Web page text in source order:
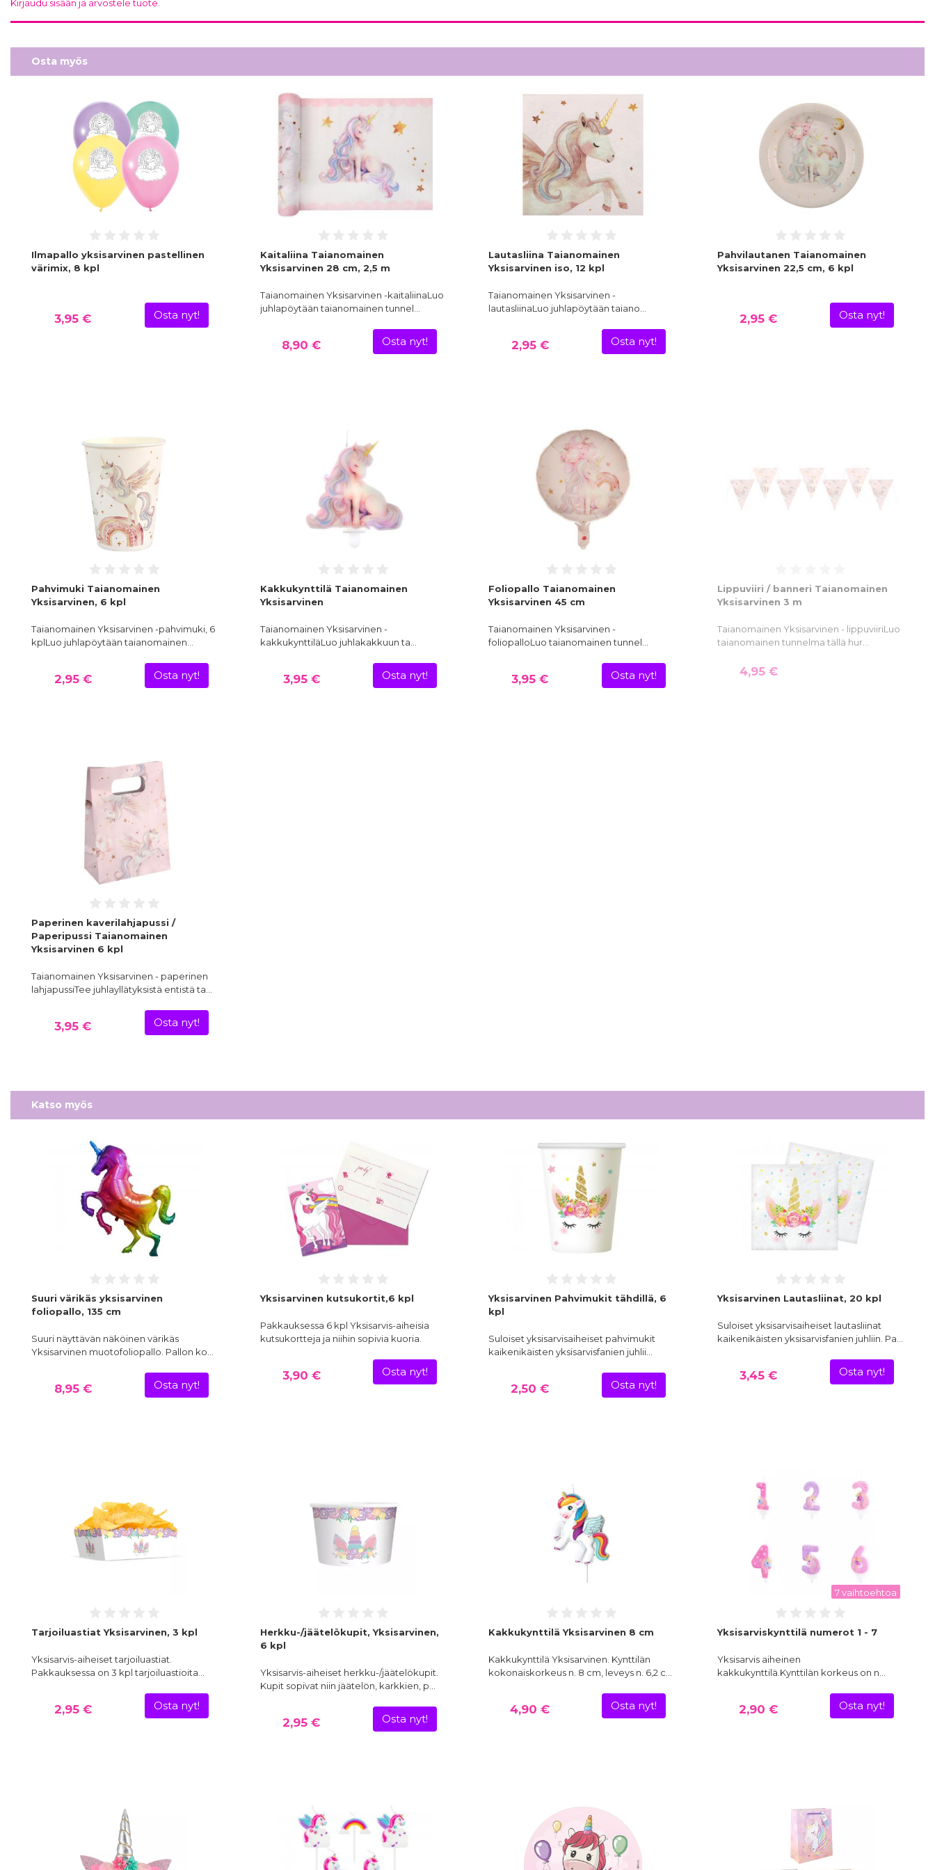
Kirjaudu sisään ja arvostele tuote.
Osta myös
Ilmapallo yksisarvinen pastellinen
värimix, 8 kpl
3,95 € Osta nyt!
Kaitaliina Taianomainen
Yksisarvinen 28 cm, 2,5 m
Taianomainen Yksisarvinen -kaitaliinaLuo
juhlapöytään taianomainen tunnel…
8,90 € Osta nyt!
Lautasliina Taianomainen
Yksisarvinen iso, 12 kpl
Taianomainen Yksisarvinen -
lautasliinaLuo juhlapöytään taiano…
2,95 € Osta nyt!
Pahvilautanen Taianomainen
Yksisarvinen 22,5 cm, 6 kpl
2,95 € Osta nyt!
Pahvimuki Taianomainen
Yksisarvinen, 6 kpl
Taianomainen Yksisarvinen -pahvimuki, 6
kplLuo juhlapöytään taianomainen…
2,95 € Osta nyt!
Kakkukynttilä Taianomainen
Yksisarvinen
Taianomainen Yksisarvinen -
kakkukynttiläLuo juhlakakkuun ta…
3,95 € Osta nyt!
Foliopallo Taianomainen
Yksisarvinen 45 cm
Taianomainen Yksisarvinen -
foliopalloLuo taianomainen tunnel…
3,95 € Osta nyt!
Lippuviiri / banneri Taianomainen
Yksisarvinen 3 m
Taianomainen Yksisarvinen - lippuviiriLuo
taianomainen tunnelma tällä hur…
4,95 €
Paperinen kaverilahjapussi /
Paperipussi Taianomainen
Yksisarvinen 6 kpl
Taianomainen Yksisarvinen - paperinen
lahjapussiTee juhlayllätyksistä entistä ta…
3,95 € Osta nyt!
Katso myös
Suuri värikäs yksisarvinen
foliopallo, 135 cm
Suuri näyttävän näköinen värikäs
Yksisarvinen muotofoliopallo. Pallon ko…
8,95 € Osta nyt!
Yksisarvinen kutsukortit,6 kpl
Pakkauksessa 6 kpl Yksisarvis-aiheisia
kutsukortteja ja niihin sopivia kuoria.
3,90 € Osta nyt!
Yksisarvinen Pahvimukit tähdillä, 6
kpl
Suloiset yksisarvisaiheiset pahvimukit
kaikenikäisten yksisarvisfanien juhlii…
2,50 € Osta nyt!
Yksisarvinen Lautasliinat, 20 kpl
Suloiset yksisarvisaiheiset lautasliinat
kaikenikäisten yksisarvisfanien juhliin. Pa…
3,45 € Osta nyt!
Tarjoiluastiat Yksisarvinen, 3 kpl
Yksisarvis-aiheiset tarjoiluastiat.
Pakkauksessa on 3 kpl tarjoiluastioita…
2,95 € Osta nyt!
Herkku-/jäätelökupit, Yksisarvinen,
6 kpl
Yksisarvis-aiheiset herkku-/jäätelökupit.
Kupit sopivat niin jäätelön, karkkien, p…
2,95 € Osta nyt!
Kakkukynttilä Yksisarvinen 8 cm
Kakkukynttilä Yksisarvinen. Kynttilän
kokonaiskorkeus n. 8 cm, leveys n. 6,2 c…
4,90 € Osta nyt!
7 vaihtoehtoa
Yksisarviskynttilä numerot 1 - 7
Yksisarvis aiheinen
kakkukynttilä.Kynttilän korkeus on n…
2,90 € Osta nyt!